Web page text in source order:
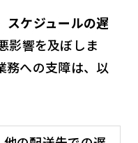
スケジュールの遅
影響を及ぼしま
務への支障は、以